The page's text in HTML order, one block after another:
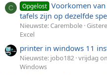
C Opgelost Voorkomen
tafels zijn op dezelfde
Nieuwste: Carembole
Excel
printer in windows 11
Nieuwste: jobo182 vrijdag
Windows